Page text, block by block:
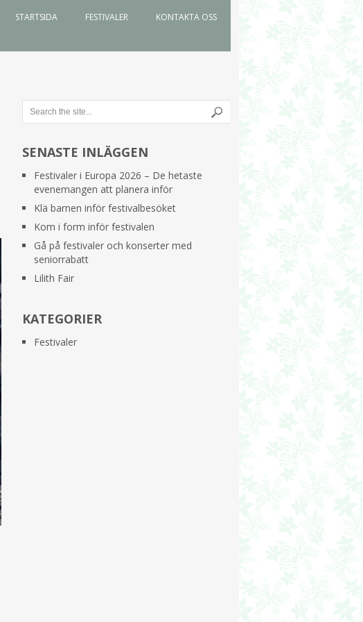
STARTSIDA FESTIVALER KONTAKTA OSS
SENASTE INLÄGGEN
Festivaler i Europa 2026 – De hetaste
evenemangen att planera inför
Klä barnen inför festivalbesöket
Kom i form inför festivalen
Gå på festivaler och konserter med
seniorrabatt
Lilith Fair
KATEGORIER
Festivaler